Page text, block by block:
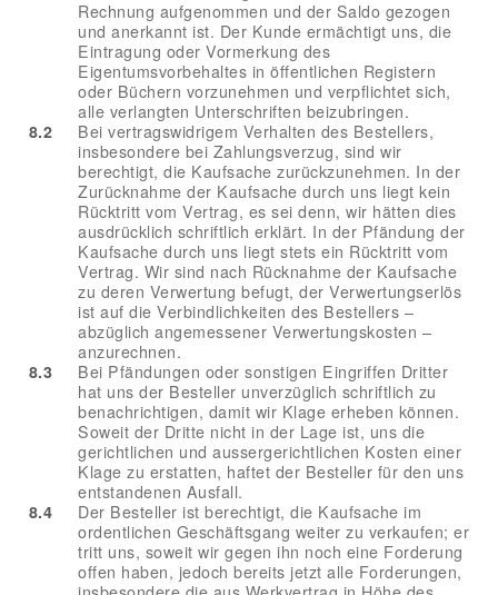
Rechnung aufgenommen und der Saldo gezogen
und anerkannt ist. Der Kunde ermächtigt uns, die
Eintragung oder Vormerkung des
Eigentumsvorbehaltes in öffentlichen Registern
oder Büchern vorzunehmen und verpflichtet sich,
alle verlangten Unterschriften beizubringen.
8.2
Bei vertragswidrigem Verhalten des Bestellers,
insbesondere bei Zahlungsverzug, sind wir
berechtigt, die Kaufsache zurückzunehmen. In der
Zurücknahme der Kaufsache durch uns liegt kein
Rücktritt vom Vertrag, es sei denn, wir hätten dies
ausdrücklich schriftlich erklärt. In der Pfändung der
Kaufsache durch uns liegt stets ein Rücktritt vom
Vertrag. Wir sind nach Rücknahme der Kaufsache
zu deren Verwertung befugt, der Verwertungserlös
ist auf die Verbindlichkeiten des Bestellers –
abzüglich angemessener Verwertungskosten –
anzurechnen.
8.3
Bei Pfändungen oder sonstigen Eingriffen Dritter
hat uns der Besteller unverzüglich schriftlich zu
benachrichtigen, damit wir Klage erheben können.
Soweit der Dritte nicht in der Lage ist, uns die
gerichtlichen und aussergerichtlichen Kosten einer
Klage zu erstatten, haftet der Besteller für den uns
entstandenen Ausfall.
8.4
Der Besteller ist berechtigt, die Kaufsache im
ordentlichen Geschäftsgang weiter zu verkaufen; er
tritt uns, soweit wir gegen ihn noch eine Forderung
offen haben, jedoch bereits jetzt alle Forderungen,